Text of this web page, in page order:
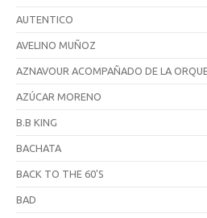
AUTENTICO
AVELINO MUÑOZ
AZNAVOUR ACOMPAÑADO DE LA
AZÚCAR MORENO
B.B KING
BACHATA
BACK TO THE 60'S
BAD